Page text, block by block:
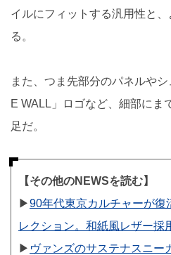
イルにフィットする汎用性と
る。
また、つま先部分のパネルや
E WALL」ロゴなど、細部にま
足だ。
【その他のNEWSを読む】
▶︎90年代東京カルチャーが復
レクション。和紙風レザー採
▶︎ ヴァンズのサステナスニー